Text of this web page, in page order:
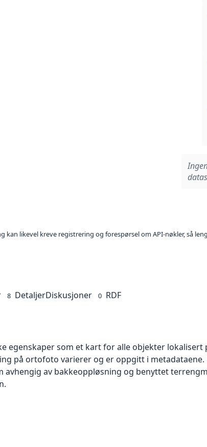
kan likevel kreve registrering og forespørsel om API-nøkler, så
8 DetaljerDiskusjoner 0 RDF
egenskaper som et kart for alle objekter lokalisert
på ortofoto varierer og er oppgitt i
avhengig av bakkeoppløsning og benyttet